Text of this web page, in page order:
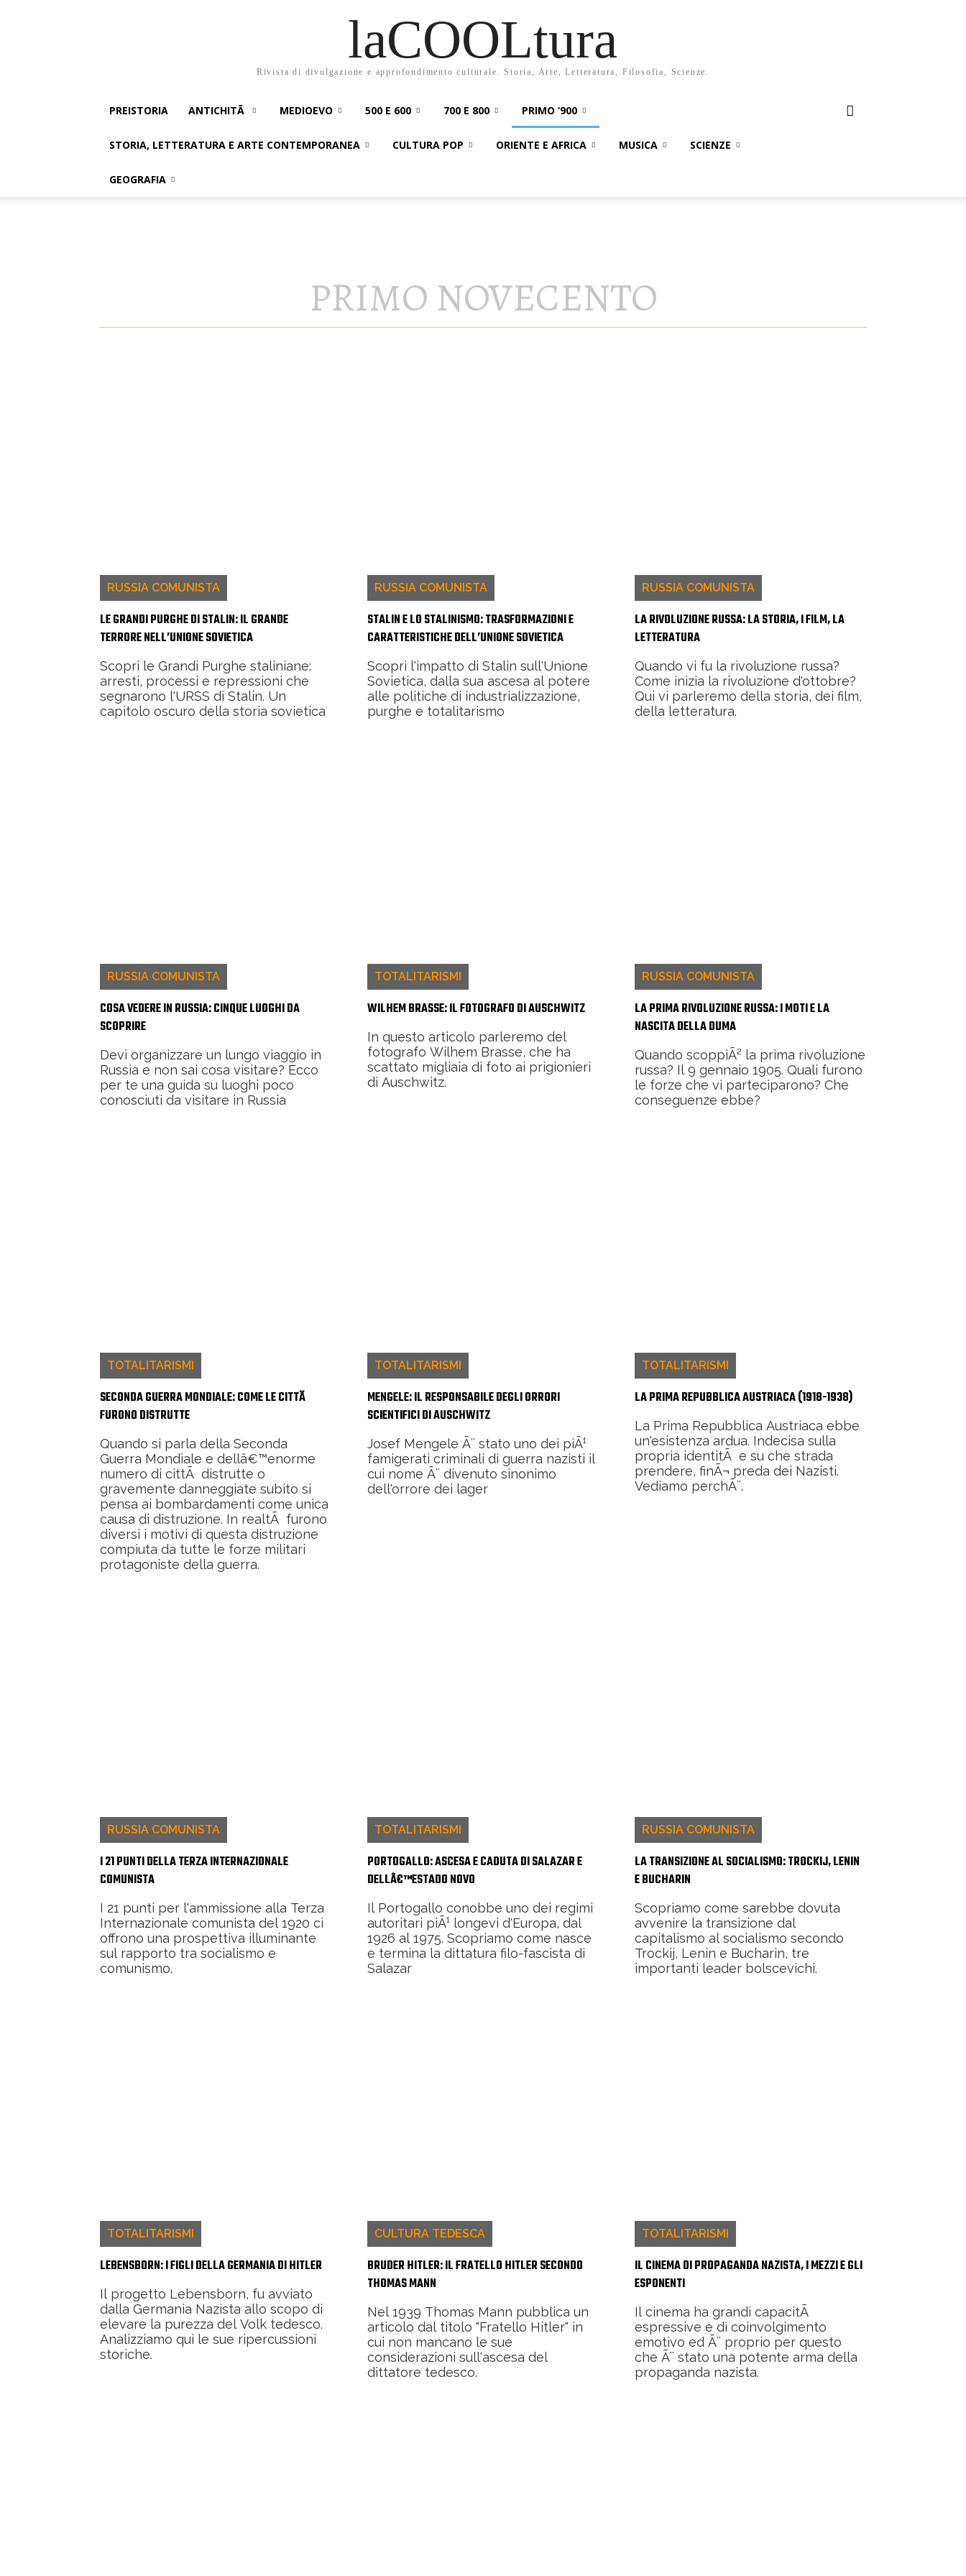
laCOOLtura
Rivista di divulgazione e approfondimento culturale. Storia, Arte, Letteratura, Filosofia, Scienze.
PREISTORIA ANTICHITÃ MEDIOEVO 500 E 600 700 E 800 PRIMO ‘900
STORIA, LETTERATURA E ARTE CONTEMPORANEA CULTURA POP ORIENTE E AFRICA MUSICA SCIENZE
GEOGRAFIA
PRIMO NOVECENTO
RUSSIA COMUNISTA
LE GRANDI PURGHE DI STALIN: IL GRANDE
TERRORE NELL’UNIONE SOVIETICA
Scopri le Grandi Purghe staliniane:
arresti, processi e repressioni che
segnarono l'URSS di Stalin. Un
capitolo oscuro della storia sovietica
RUSSIA COMUNISTA
STALIN E LO STALINISMO: TRASFORMAZIONI E
CARATTERISTICHE DELL’UNIONE SOVIETICA
Scopri l'impatto di Stalin sull'Unione
Sovietica, dalla sua ascesa al potere
alle politiche di industrializzazione,
purghe e totalitarismo
RUSSIA COMUNISTA
LA RIVOLUZIONE RUSSA: LA STORIA, I FILM, LA
LETTERATURA
Quando vi fu la rivoluzione russa?
Come inizia la rivoluzione d'ottobre?
Qui vi parleremo della storia, dei film,
della letteratura.
RUSSIA COMUNISTA
COSA VEDERE IN RUSSIA: CINQUE LUOGHI DA
SCOPRIRE
Devi organizzare un lungo viaggio in
Russia e non sai cosa visitare? Ecco
per te una guida su luoghi poco
conosciuti da visitare in Russia
TOTALITARISMI
WILHEM BRASSE: IL FOTOGRAFO DI AUSCHWITZ
In questo articolo parleremo del
fotografo Wilhem Brasse, che ha
scattato migliaia di foto ai prigionieri
di Auschwitz.
RUSSIA COMUNISTA
LA PRIMA RIVOLUZIONE RUSSA: I MOTI E LA
NASCITA DELLA DUMA
Quando scoppiÃ² la prima rivoluzione
russa? Il 9 gennaio 1905. Quali furono
le forze che vi parteciparono? Che
conseguenze ebbe?
TOTALITARISMI
SECONDA GUERRA MONDIALE: COME LE CITTÃ
FURONO DISTRUTTE
Quando si parla della Seconda
Guerra Mondiale e dellâ€™enorme
numero di cittÃ distrutte o
gravemente danneggiate subito si
pensa ai bombardamenti come unica
causa di distruzione. In realtÃ furono
diversi i motivi di questa distruzione
compiuta da tutte le forze militari
protagoniste della guerra.
TOTALITARISMI
MENGELE: IL RESPONSABILE DEGLI ORRORI
SCIENTIFICI DI AUSCHWITZ
Josef Mengele Ã¨ stato uno dei piÃ¹
famigerati criminali di guerra nazisti il
cui nome Ã¨ divenuto sinonimo
dell'orrore dei lager
TOTALITARISMI
LA PRIMA REPUBBLICA AUSTRIACA (1918-1938)
La Prima Repubblica Austriaca ebbe
un'esistenza ardua. Indecisa sulla
propria identitÃ e su che strada
prendere, finÃ¬ preda dei Nazisti.
Vediamo perchÃ¨.
RUSSIA COMUNISTA
I 21 PUNTI DELLA TERZA INTERNAZIONALE
COMUNISTA
I 21 punti per l'ammissione alla Terza
Internazionale comunista del 1920 ci
offrono una prospettiva illuminante
sul rapporto tra socialismo e
comunismo.
TOTALITARISMI
PORTOGALLO: ASCESA E CADUTA DI SALAZAR E
DELLÂ€™ESTADO NOVO
Il Portogallo conobbe uno dei regimi
autoritari piÃ¹ longevi d'Europa, dal
1926 al 1975. Scopriamo come nasce
e termina la dittatura filo-fascista di
Salazar
RUSSIA COMUNISTA
LA TRANSIZIONE AL SOCIALISMO: TROCKIJ, LENIN
E BUCHARIN
Scopriamo come sarebbe dovuta
avvenire la transizione dal
capitalismo al socialismo secondo
Trockij, Lenin e Bucharin, tre
importanti leader bolscevichi.
TOTALITARISMI
LEBENSBORN: I FIGLI DELLA GERMANIA DI HITLER
Il progetto Lebensborn, fu avviato
dalla Germania Nazista allo scopo di
elevare la purezza del Volk tedesco.
Analizziamo qui le sue ripercussioni
storiche.
CULTURA TEDESCA
BRUDER HITLER: IL FRATELLO HITLER SECONDO
THOMAS MANN
Nel 1939 Thomas Mann pubblica un
articolo dal titolo "Fratello Hitler" in
cui non mancano le sue
considerazioni sull'ascesa del
dittatore tedesco.
TOTALITARISMI
IL CINEMA DI PROPAGANDA NAZISTA, I MEZZI E GLI
ESPONENTI
Il cinema ha grandi capacitÃ
espressive e di coinvolgimento
emotivo ed Ã¨ proprio per questo
che Ã¨ stato una potente arma della
propaganda nazista.